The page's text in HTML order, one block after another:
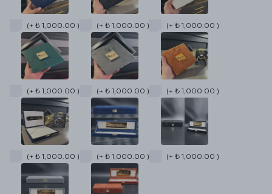
(+ ₺ 1,000.00 ) (+ ₺ 1,000.00 ) (+ ₺ 1,000.00 )
(+ ₺ 1,000.00 ) (+ ₺ 1,000.00 ) (+ ₺ 1,000.00 )
(+ ₺ 1,000.00 ) (+ ₺ 1,000.00 ) (+ ₺ 1,000.00 )